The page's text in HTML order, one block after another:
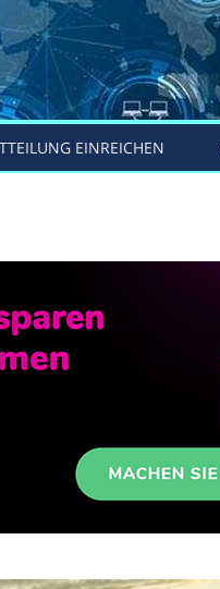
EINREICHEN